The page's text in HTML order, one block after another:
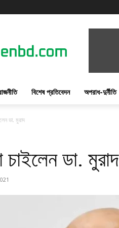
বিশেষ প্রতিবেদন অপরাধ-দুর্নীতি
ডা. মুরাদ
চাইলেন ডা. মুরাদ